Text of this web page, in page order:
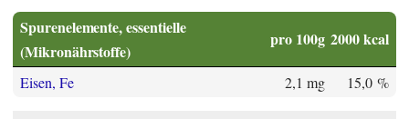
Spurenelemente, essentielle
(Mikronährstoffe)
pro 100g 2000 kcal
Eisen, Fe 2,1 mg 15,0 %